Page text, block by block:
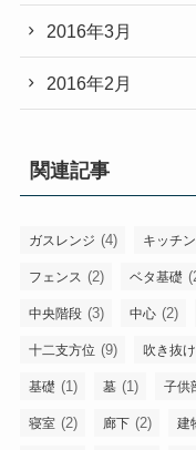
2016年3月
2016年2月
関連記事
ガスレンジ (4) キッチン
フェンス (2) ベタ基礎
中央階段 (3) 中心 (2)
十二支方位 (9) 吹き抜け
基礎 (1) 墓 (1) 子供
寝室 (2) 廊下 (2) 建